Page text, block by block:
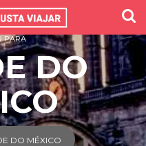
PARA
DO
DO MÉXICO